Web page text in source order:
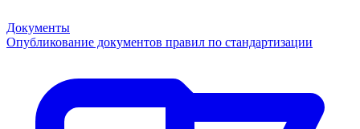
Документы
Опубликование документов правил по стандартизации